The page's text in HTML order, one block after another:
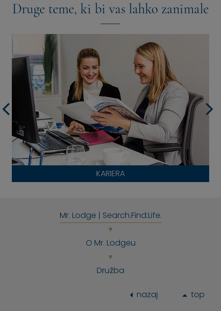
Druge teme, ki bi vas lahko zanimale
KARIERA
Mr. Lodge | Search.Find.Life.
O Mr. Lodgeu
Družba
nazaj top